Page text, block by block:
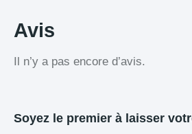
Avis
Il n’y a pas encore d’avis.
Soyez le premier à laisser